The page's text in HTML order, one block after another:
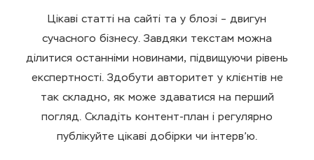
Цікаві статті на сайті та у блозі – двигун
сучасного бізнесу. Завдяки текстам можна
ділитися останніми новинами, підвищуючи рівень
експертності. Здобути авторитет у клієнтів не
так складно, як може здаватися на перший
погляд. Складіть контент-план і регулярно
публікуйте цікаві добірки чи інтерв’ю.